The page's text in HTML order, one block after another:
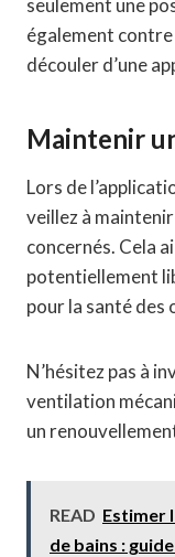
également
découler d’une
Maintenir
Lors de
veillez à
concernés. Cela
potentiellement
pour la santé des
N’hésitez pas à
ventilation
un
READ Estimer
de bains :